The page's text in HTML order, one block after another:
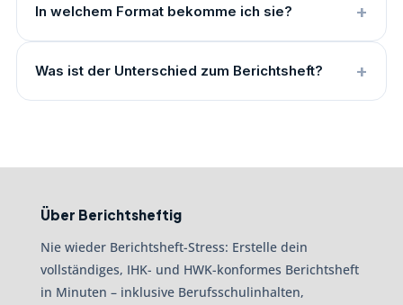
In welchem Format bekomme ich sie?
Was ist der Unterschied zum Berichtsheft?
Über Berichtsheftig
Nie wieder Berichtsheft-Stress: Erstelle dein
vollständiges, IHK- und HWK-konformes Berichtsheft
in Minuten – inklusive Berufsschulinhalten,